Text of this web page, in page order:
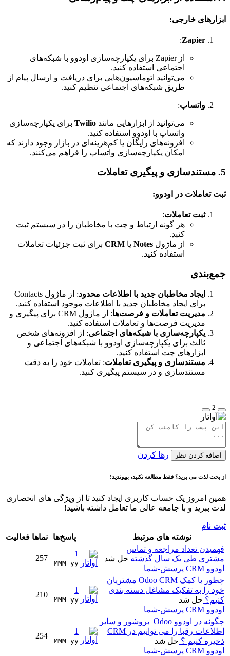
ابزارهای خارجی:
Zapier
:
از Zapier برای یکپارچه‌سازی اودوو با شبکه‌های
اجتماعی استفاده کنید.
می‌توانید اتوماسیون‌هایی برای دریافت و ارسال پیام از
طریق شبکه‌های اجتماعی تنظیم کنید.
واتساپ:
می‌توانید از ابزارهایی مانند Twilio برای یکپارچه‌سازی
واتساپ با اودوو استفاده کنید.
افزونه‌های رایگان یا کم‌هزینه‌ای در بازار وجود دارند که
امکان یکپارچه‌سازی واتساپ را فراهم می‌کنند.
5. مستندسازی و پیگیری تعاملات
ثبت تعاملات در اودوو:
ثبت تعاملات:
هر گونه ارتباط و چت با مخاطبان را در سیستم ثبت
کنید.
از ماژول Notes یا CRM برای ثبت جزئیات تعاملات
استفاده کنید.
جمع‌بندی
ایجاد مخاطبان جدید با اطلاعات محدود
: از ماژول Contacts
برای ایجاد مخاطبان جدید با اطلاعات موجود استفاده کنید.
مدیریت تعاملات و فرصت‌ها
: از ماژول CRM برای پیگیری و
مدیریت فرصت‌ها و تعاملات استفاده کنید.
یکپارچه‌سازی با شبکه‌های اجتماعی: از افزونه‌های شخص
ثالث برای یکپارچه‌سازی اودوو با شبکه‌های اجتماعی و
ابزارهای چت استفاده کنید.
مستندسازی و پیگیری تعاملات: تعاملات خود را به دقت
مستندسازی و در سیستم پیگیری کنید.
2
اضافه کردن نظر رها کردن
از بحث لذت می برید؟ فقط مطالعه نکنید، بپیوندید!
همین امروز یک حساب کاربری ایجاد کنید تا از ویژگی های انحصاری
لذت ببرید و با جامعه عالی ما تعامل داشته باشید!
ثبت نام
نوشته های مرتبط
پاسخ‌ها نماها فعالیت
فهمیدن تعداد مراجعه و تماس
مشتری طی یک سال گذشته حل شد
اودوو CRM پرسش-شما
1
MMM yy
257
چطور با کمک Odoo CRM مشتریان
خود را به تفکیک مشاغل دسته بندی
کنیم؟ حل شد
اودوو CRM پرسش-شما
1
MMM yy
210
چگونه در اودوو Odoo بروشور و سایر
اطلاعات رقبا را می توانیم در CRM
ذخیره کنیم ؟ حل شد
اودوو CRM پرسش-شما
1
MMM yy
254